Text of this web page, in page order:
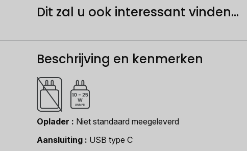
Dit zal u ook interessant vinden...
Beschrijving en kenmerken
Oplader
Niet standaard meegeleverd
Aansluiting
USB type C